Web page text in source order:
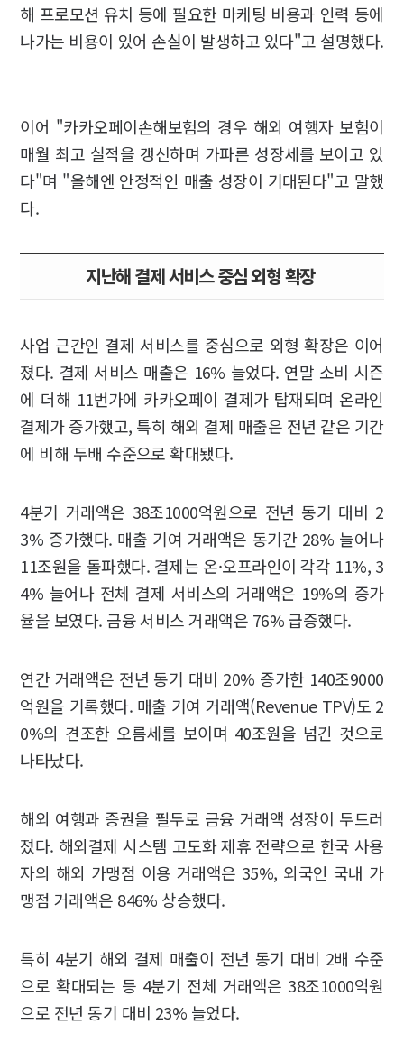
해 프로모션 유치 등에 필요한 마케팅 비용과 인력 등에
나가는 비용이 있어 손실이 발생하고 있다"고 설명했다.
이어 "카카오페이손해보험의 경우 해외 여행자 보험이
매월 최고 실적을 갱신하며 가파른 성장세를 보이고 있
다"며 "올해엔 안정적인 매출 성장이 기대된다"고 말했
다.
지난해 결제 서비스 중심 외형 확장
사업 근간인 결제 서비스를 중심으로 외형 확장은 이어
졌다. 결제 서비스 매출은 16% 늘었다. 연말 소비 시즌
에 더해 11번가에 카카오페이 결제가 탑재되며 온라인
결제가 증가했고, 특히 해외 결제 매출은 전년 같은 기간
에 비해 두배 수준으로 확대됐다.
4분기 거래액은 38조1000억원으로 전년 동기 대비 2
3% 증가했다. 매출 기여 거래액은 동기간 28% 늘어나
11조원을 돌파했다. 결제는 온·오프라인이 각각 11%, 3
4% 늘어나 전체 결제 서비스의 거래액은 19%의 증가
율을 보였다. 금융 서비스 거래액은 76% 급증했다.
연간 거래액은 전년 동기 대비 20% 증가한 140조9000
억원을 기록했다. 매출 기여 거래액(Revenue TPV)도 2
0%의 견조한 오름세를 보이며 40조원을 넘긴 것으로
나타났다.
해외 여행과 증권을 필두로 금융 거래액 성장이 두드러
졌다. 해외결제 시스템 고도화 제휴 전략으로 한국 사용
자의 해외 가맹점 이용 거래액은 35%, 외국인 국내 가
맹점 거래액은 846% 상승했다.
특히 4분기 해외 결제 매출이 전년 동기 대비 2배 수준
으로 확대되는 등 4분기 전체 거래액은 38조1000억원
으로 전년 동기 대비 23% 늘었다.